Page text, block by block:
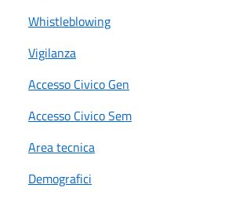
Whistleblowing
Vigilanza
Accesso Civico Gen
Accesso Civico Sem
Area tecnica
Demografici